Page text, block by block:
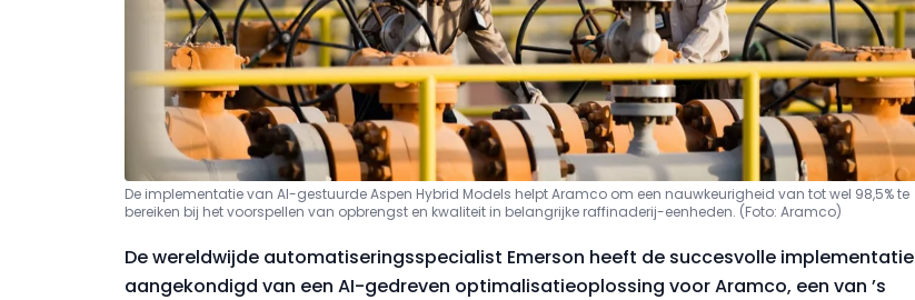
De implementatie van AI-gestuurde Aspen Hybrid Models helpt Aramco om een nauwkeurigheid van tot wel 98,5% te
bereiken bij het voorspellen van opbrengst en kwaliteit in belangrijke raffinaderij-eenheden. (Foto: Aramco)
De wereldwijde automatiseringsspecialist Emerson heeft de succesvolle implementatie
aangekondigd van een AI-gedreven optimalisatieoplossing voor Aramco, een van ’s